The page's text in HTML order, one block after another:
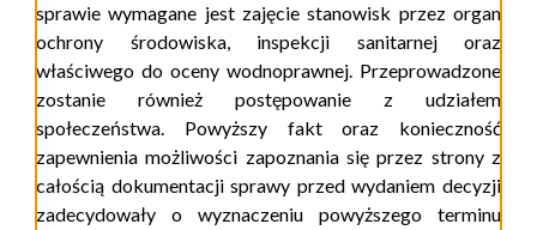
sprawie wymagane jest zajęcie stanowisk przez organ
ochrony środowiska, inspekcji sanitarnej oraz
właściwego do oceny wodnoprawnej. Przeprowadzone
zostanie również postępowanie z udziałem
społeczeństwa. Powyższy fakt oraz konieczność
zapewnienia możliwości zapoznania się przez strony z
całością dokumentacji sprawy przed wydaniem decyzji
zadecydowały o wyznaczeniu powyższego terminu